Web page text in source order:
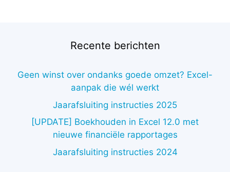
Recente berichten
Geen winst over ondanks goede omzet? Excel-
aanpak die wél werkt
Jaarafsluiting instructies 2025
[UPDATE] Boekhouden in Excel 12.0 met
nieuwe financiële rapportages
Jaarafsluiting instructies 2024